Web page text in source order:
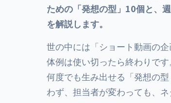
ための「発想の型」10個と、
を解説します。
世の中には「ショート動画の
体例は使い切ったら終わりで
何度でも生み出せる「発想の
わず、担当者が変わっても、ネ